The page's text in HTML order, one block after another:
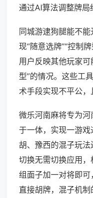
通过AI算法调整牌局
同城游逮狗腿能不
现“随意选牌”“控制
用户反映其他玩家可
型”的情况。这些工
术手段实现不平公，
微乐河南麻将专为
于一体，实现一游
胡、豫西的混子玩
切换无需切换应用
组面子加一对将即
直接胡牌，混子机